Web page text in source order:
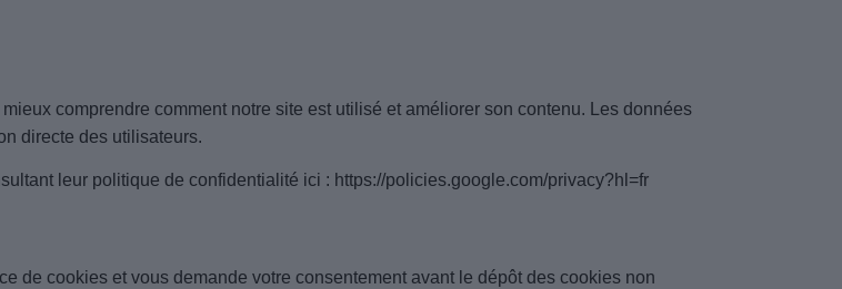
comprendre comment notre site est utilisé et améliorer son contenu. Les données
directe des utilisateurs.
leur politique de confidentialité ici : https://policies.google.com/privacy?hl=fr
de cookies et vous demande votre consentement avant le dépôt des cookies non